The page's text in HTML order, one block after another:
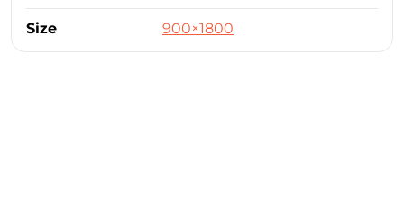
Size 900×1800